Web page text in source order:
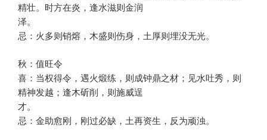
精壮。时方在炎，逢水滋则金润
泽。
忌：火多则销熔，木盛则伤身，土厚则埋没无光。
秋：值旺令
喜：当权得令，遇火煅练，则成钟鼎之材；见水吐秀，则
精神发越；逢木斫削，则施威逞
才。
忌：金助愈刚，刚过必缺，土再资生，反为顽浊。